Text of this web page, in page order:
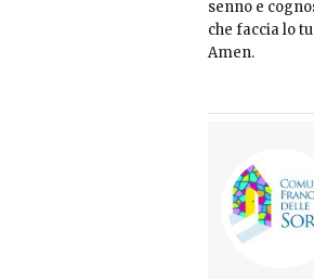
senno e
che faccia lo
Amen.